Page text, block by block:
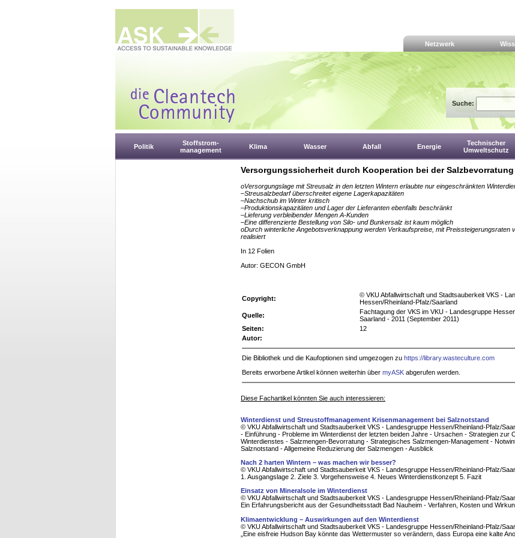
Netzwerk
Suche:
Politik
Stoffstrom-
management
Klima Wasser Abfall Energie
Technischer
Umweltschutz
Versorgungssicherheit durch Kooperation bei der Salzbevorratung
oVersorgungslage mit Streusalz in den letzten Wintern erlaubte nur eingeschränkten
–Streusalzbedarf überschreitet eigene Lagerkapazitäten
–Nachschub im Winter kritisch
–Produktionskapazitäten und Lager der Lieferanten ebenfalls beschränkt
–Lieferung verbleibender Mengen A-Kunden
–Eine differenzierte Bestellung von Silo- und Bunkersalz ist kaum möglich
oDurch winterliche Angebotsverknappung werden Verkaufspreise, mit Preissteigerungsraten
realisiert
In 12 Folien
Autor: GECON GmbH
Copyright:
© VKU Abfallwirtschaft und Stadtsauberkeit VKS -
Hessen/Rheinland-Pfalz/Saarland
Quelle:
Fachtagung der VKS im VKU - Landesgruppe
Saarland - 2011 (September 2011)
Seiten:
12
Autor:
Die Bibliothek und die Kaufoptionen sind umgezogen zu https://library.wasteculture.com
Bereits erworbene Artikel können weiterhin über myASK abgerufen werden.
Diese Fachartikel könnten Sie auch interessieren:
Winterdienst und Streustoffmanagement Krisenmanagement bei Salznotstand
© VKU Abfallwirtschaft und Stadtsauberkeit VKS - Landesgruppe Hessen/Rheinland-Pfalz/
- Einführung - Probleme im Winterdienst der letzten beiden Jahre - Ursachen - Strategien zur
Winterdienstes - Salzmengen-Bevorratung - Strategisches Salzmengen-Management -
Salznotstand - Allgemeine Reduzierung der Salzmengen - Ausblick
Nach 2 harten Wintern – was machen wir besser?
© VKU Abfallwirtschaft und Stadtsauberkeit VKS - Landesgruppe Hessen/Rheinland-Pfalz/
1. Ausgangslage 2. Ziele 3. Vorgehensweise 4. Neues Winterdienstkonzept 5. Fazit
Einsatz von Mineralsole im Winterdienst
© VKU Abfallwirtschaft und Stadtsauberkeit VKS - Landesgruppe Hessen/Rheinland-Pfalz/
Ein Erfahrungsbericht aus der Gesundheitsstadt Bad Nauheim - Verfahren, Kosten und
Klimaentwicklung – Auswirkungen auf den Winterdienst
© VKU Abfallwirtschaft und Stadtsauberkeit VKS - Landesgruppe Hessen/Rheinland-Pfalz/
„Eine eisfreie Hudson Bay könnte das Wettermuster so verändern, dass Europa eine kalte